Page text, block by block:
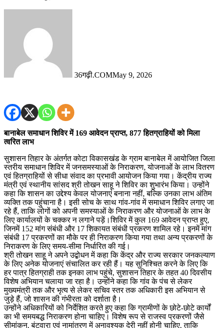
36गढ़ी.COMMay 9, 2026
बानाबेल समाधान शिविर में 169 आवेदन प्राप्त, 877 हितग्राहियों को मिला
त्वरित लाभ
सुशासन तिहार के अंतर्गत कोटा विकासखंड के ग्राम बानाबेल में आयोजित जिला
स्तरीय समाधान शिविर में जनसमस्याओं के निराकरण, योजनाओं के लाभ वितरण
एवं हितग्राहियों से सीधा संवाद का प्रभावी आयोजन किया गया। केंद्रीय राज्य
मंत्री एवं स्थानीय सांसद श्री तोखन साहू ने शिविर का शुभारंभ किया। उन्होंने
कहा कि शासन का उद्देश्य केवल योजनाएं बनाना नहीं, बल्कि उनका लाभ अंतिम
व्यक्ति तक पहुंचाना है। इसी सोच के साथ गांव-गांव में समाधान शिविर लगाए जा
रहे हैं, ताकि लोगों को अपनी समस्याओं के निराकरण और योजनाओं के लाभ के
लिए कार्यालयों के चक्कर न लगाने पड़ें।शिविर में कुल 169 आवेदन प्राप्त हुए,
जिनमें 152 मांग संबंधी और 17 शिकायत संबंधी प्रकरण शामिल रहे। इनमें मांग
संबंधी 17 प्रकरणों का मौके पर ही निराकरण किया गया तथा अन्य प्रकरणों के
निराकरण के लिए समय-सीमा निर्धारित की गई।
श्री तोखन साहू ने अपने उद्बोधन में कहा कि केंद्र और राज्य सरकार जनकल्याण
के लिए अनेक योजनाएं संचालित कर रही हैं। यह सुनिश्चित करने के लिए कि
हर पात्र हितग्राही तक इनका लाभ पहुंचे, सुशासन तिहार के तहत 40 दिवसीय
विशेष अभियान चलाया जा रहा है। उन्होंने कहा कि गांव के पंच से लेकर
मुख्यमंत्री तक और भृत्य से लेकर सचिव स्तर तक अधिकारी इस अभियान से
जुड़े हैं, जो शासन की गंभीरता को दर्शाता है।
उन्होंने अधिकारियों को निर्देशित करते हुए कहा कि ग्रामीणों के छोटे-छोटे कार्यों
का भी समयबद्ध निराकरण होना चाहिए। विशेष रूप से राजस्व प्रकरणों जैसे
सीमांकन, बंटवारा एवं नामांतरण में अनावश्यक देरी नहीं होनी चाहिए, ताकि